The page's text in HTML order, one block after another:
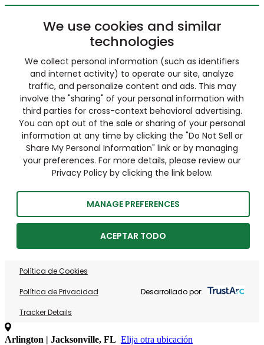
We use cookies and similar
technologies
We collect personal information (such as identifiers
and internet activity) to operate our site, analyze
traffic, and personalize content and ads. This may
involve the "sharing" of your personal information with
third parties for cross-context behavioral advertising.
You can opt out of the sale or sharing of your personal
information at any time by clicking the "Do Not Sell or
Share My Personal Information" link or by managing
your preferences. For more details, please review our
Privacy Policy by clicking the link below.
MANAGE PREFERENCES
ACEPTAR TODO
Política de Cookies
Política de Privacidad
Tracker Details
Desarrollado por:
Arlington | Jacksonville, FL Elija otra ubicación